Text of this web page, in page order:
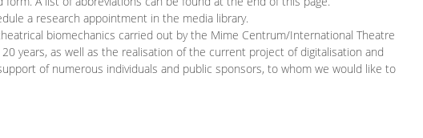
a research appointment in the media library.
biomechanics carried out by the Mime Centrum/International Theatre
years, as well as the realisation of the current project of digitalisation and
of numerous individuals and public sponsors, to whom we would like to